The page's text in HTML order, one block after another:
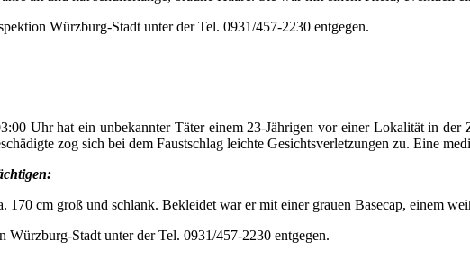
Würzburg-Stadt unter der Tel. 0931/457-2230 entgegen.
Uhr hat ein unbekannter Täter einem 23-Jährigen vor einer Lokalität in
zog sich bei dem Faustschlag leichte Gesichtsverletzungen zu. Eine
170 cm groß und schlank. Bekleidet war er mit einer grauen Basecap, einem
Stadt unter der Tel. 0931/457-2230 entgegen.